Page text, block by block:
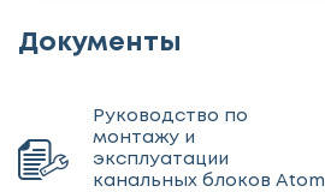
Документы
Руководство по
монтажу и
эксплуатации
канальных блоков Atom